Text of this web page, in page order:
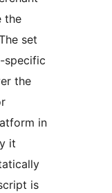
the
set
specific
the
in
it
is